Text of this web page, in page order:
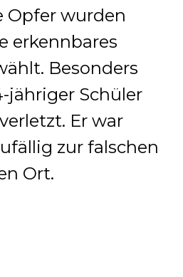
Opfer wurden
erkennbares
Besonders
jähriger Schüler
Er war
zur falschen
Ort.